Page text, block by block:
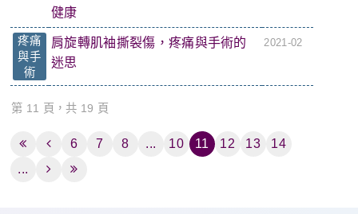
健康
疼痛
與手
術
肩旋轉肌袖撕裂傷，疼痛與手術的
迷思
2021-02
第 11 頁，共 19 頁
6 7 8 ... 10 11 12 13
14
...